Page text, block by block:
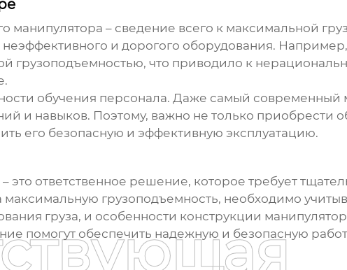
манипулятора – сведение всего к максимальной
и дорогого оборудования.
грузоподъемностью, что приводило к
обучения персонала. Даже самый современный
и навыков. Поэтому, важно не только приобрести
его безопасную и эффективную эксплуатацию.
– это ответственное решение, которое требует
грузоподъемность, необходимо
груза, и особенности конструкции
помогут обеспечить надежную и безопасную